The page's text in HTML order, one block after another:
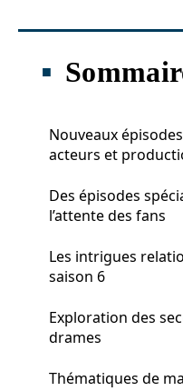
Nouveaux
acteurs et
Des épisodes
l’attente des fans
Les intrigues
saison 6
Exploration des
drames
Thématiques de